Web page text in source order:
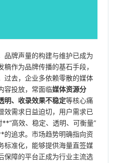
品牌声量的构建与维护已成为
作为品牌传播的基石手段，
过去，企业多依赖零散的媒体
容投放，常面临媒体资源分
明、收录效果不稳定等核心痛
效需求日益迫切，用户需求已
**“高效、稳定、透明、可衡量”
的追求。市场趋势明确指向资
标准化，能够提供海量直签媒
保障的平台正成为行业主流选